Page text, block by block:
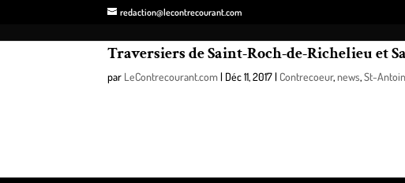
redaction@lecontrecourant.com
Traversiers de Saint-Roch-de-Richelieu
par LeContrecourant.com| Déc 11, 2017| Contrecoeur,news,St-